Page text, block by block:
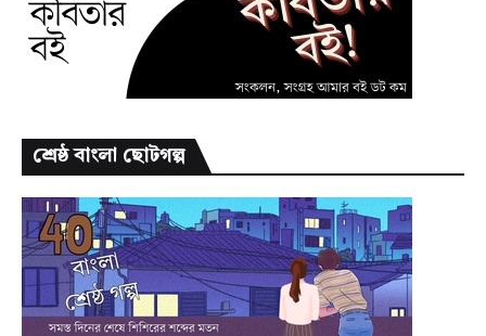
শ্রেষ্ঠ বাংলা ছোটগল্প